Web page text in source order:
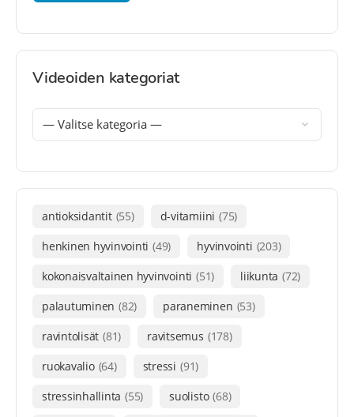
Videoiden kategoriat
antioksidantit (55) d-vitamiini (75)
henkinen hyvinvointi (49) hyvinvointi (203)
kokonaisvaltainen hyvinvointi (51) liikunta (72)
palautuminen (82) paraneminen (53)
ravintolisät (81) ravitsemus (178)
ruokavalio (64) stressi (91)
stressinhallinta (55) suolisto (68)